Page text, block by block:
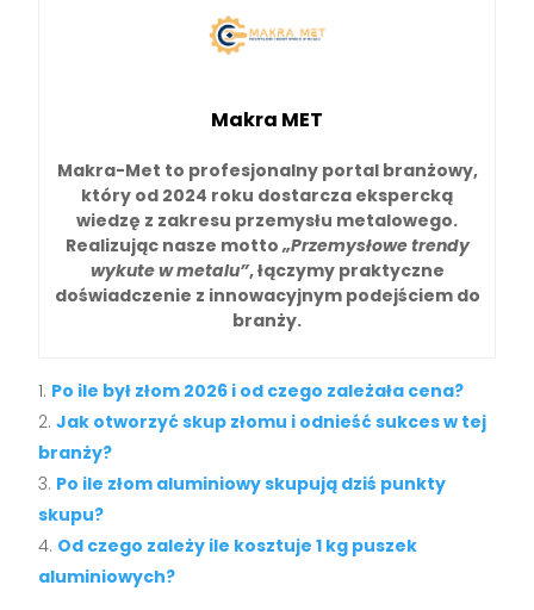
Makra MET
Makra-Met to profesjonalny portal branżowy,
który od 2024 roku dostarcza ekspercką
wiedzę z zakresu przemysłu metalowego.
Realizując nasze motto „Przemysłowe trendy
wykute w metalu”, łączymy praktyczne
doświadczenie z innowacyjnym podejściem do
branży.
Po ile był złom 2026 i od czego zależała cena?
Jak otworzyć skup złomu i odnieść sukces w tej
branży?
Po ile złom aluminiowy skupują dziś punkty
skupu?
Od czego zależy ile kosztuje 1 kg puszek
aluminiowych?